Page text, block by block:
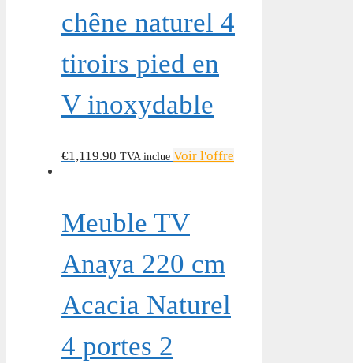
chêne naturel 4
tiroirs pied en
V inoxydable
€1,119.90 TVA inclue Voir l'offre
Meuble TV
Anaya 220 cm
Acacia Naturel
4 portes 2